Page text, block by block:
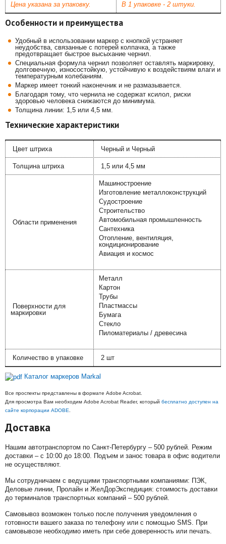
Цена указана за упаковку. В 1 упаковке - 2 штуки.
Особенности и преимущества
Удобный в использовании маркер с кнопкой устраняет
неудобства, связанные с потерей колпачка, а также
предотвращает быстрое высыхание чернил.
Специальная формула чернил позволяет оставлять маркировку,
долговечную, износостойкую, устойчивую к воздействиям влаги и
температурным колебаниям.
Маркер имеет тонкий наконечник и не размазывается.
Благодаря тому, что чернила не содержат ксилол, риски
здоровью человека снижаются до минимума.
Толщина линии: 1,5 или 4,5 мм.
Технические характеристики
Цвет штриха Черный и Черный
Толщина штриха 1,5 или 4,5 мм
Области применения
Машиностроение
Изготовление металлоконструкций
Судостроение
Строительство
Автомобильная промышленность
Сантехника
Отопление, вентиляция,
кондиционирование
Авиация и космос
Поверхности для
маркировки
Металл
Картон
Трубы
Пластмассы
Бумага
Стекло
Пиломатериалы / древесина
Количество в упаковке 2 шт
Каталог маркеров Markal
Все проспекты представлены в формате Adobe Acrobat.
Для просмотра Вам необходим Adobe Acrobat Reader, который бесплатно доступен на
сайте корпорации ADOBE.
Доставка
Нашим автотранспортом по Санкт-Петербургу – 500 рублей. Режим
доставки – с 10:00 до 18:00. Подъем и занос товара в офис водители
не осуществляют.
Мы сотрудничаем с ведущими транспортными компаниями: ПЭК,
Деловые линии, Пролайн и ЖелДорЭкспедиция: стоимость доставки
до терминалов транспортных компаний – 500 рублей.
Самовывоз возможен только после получения уведомления о
готовности вашего заказа по телефону или с помощью SMS. При
самовывозе необходимо иметь при себе доверенность или печать.